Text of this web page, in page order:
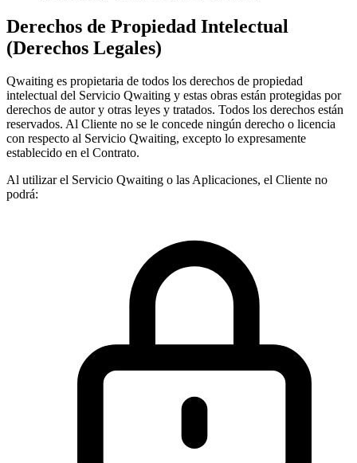
Derechos de Propiedad Intelectual
(Derechos Legales)
Qwaiting es propietaria de todos los derechos de propiedad
intelectual del Servicio Qwaiting y estas obras están protegidas por
derechos de autor y otras leyes y tratados. Todos los derechos están
reservados. Al Cliente no se le concede ningún derecho o licencia
con respecto al Servicio Qwaiting, excepto lo expresamente
establecido en el Contrato.
Al utilizar el Servicio Qwaiting o las Aplicaciones, el Cliente no
podrá: